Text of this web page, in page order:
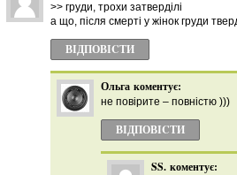
>> груди, трохи затверділі
а що, після смерті у жінок груди
ВІДПОВІCТИ
Ольга коментує:
не повірите – повністю )))
ВІДПОВІCТИ
SS. коментує: